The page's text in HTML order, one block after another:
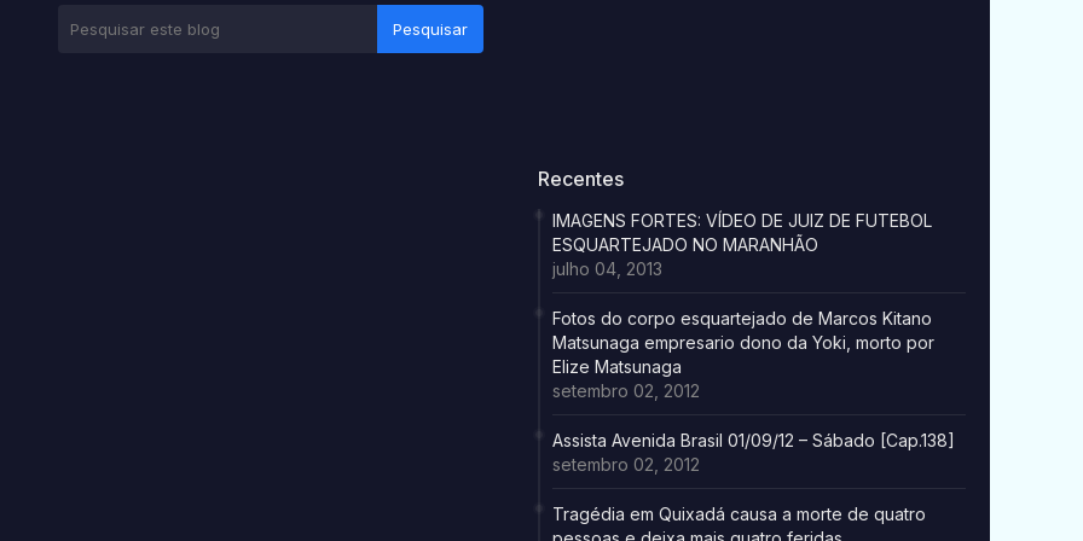
Recentes
IMAGENS FORTES: VÍDEO DE JUIZ DE FUTEBOL
ESQUARTEJADO NO MARANHÃO
julho 04, 2013
Fotos do corpo esquartejado de Marcos Kitano
Matsunaga empresario dono da Yoki, morto por
Elize Matsunaga
setembro 02, 2012
Assista Avenida Brasil 01/09/12 – Sábado [Cap.138]
setembro 02, 2012
Tragédia em Quixadá causa a morte de quatro